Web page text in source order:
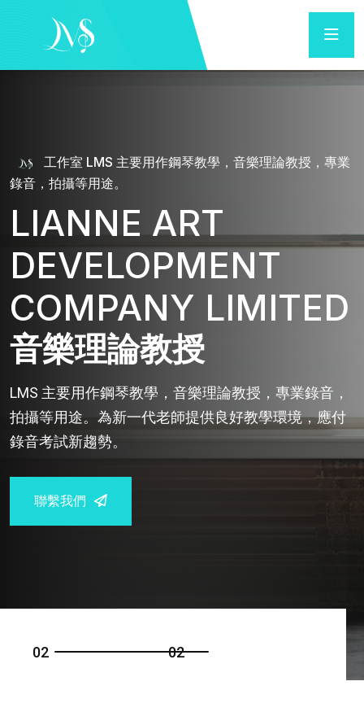
工作室 LMS 主要用作鋼琴教學，音樂理論教授，專業
錄音，拍攝等用途。
LIANNE ART
DEVELOPMENT
COMPANY LIMITED
音樂理論教授
LMS 主要用作鋼琴教學，音樂理論教授，專業錄音，
拍攝等用途。為新一代老師提供良好教學環境，應付
錄音考試新趨勢。
聯繫我們
02 02